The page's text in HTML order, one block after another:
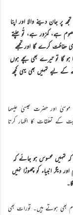
پر جان دینے والا اور اپنا
ہے، کمزور ہے، تُو چلتے
حفاظت کرے گا اور تجھے
گا تو تیرے بھی بچے ہوں
لیے تمہیں بھی یہی کچھ
اور حضرت عیسیٰ علیہما
کے تعلّقات کا اظہار کرتا
تمہیں محسوس ہو جائے کہ
دیگر انبیاء کو چھوڑا نہیں
بھی ہوتے ہیں۔ تورات بھی